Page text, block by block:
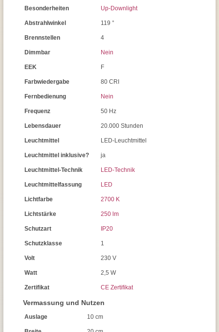
Besonderheiten Up-Downlight
Abstrahlwinkel 119 °
Brennstellen 4
Dimmbar Nein
EEK F
Farbwiedergabe 80 CRI
Fernbedienung Nein
Frequenz 50 Hz
Lebensdauer 20.000 Stunden
Leuchtmittel LED-Leuchtmittel
Leuchtmittel inklusive? ja
Leuchtmittel-Technik LED-Technik
Leuchtmittelfassung LED
Lichtfarbe 2700 K
Lichtstärke 250 lm
Schutzart IP20
Schutzklasse 1
Volt 230 V
Watt 2,5 W
Zertifikat CE Zertifikat
Vermassung und Nutzen
Auslage 10 cm